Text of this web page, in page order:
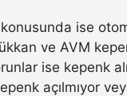
konusunda ise
ve AVM
ise kepenk
açılmıyor